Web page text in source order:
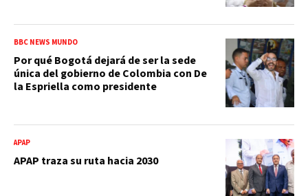
BBC NEWS MUNDO
Por qué Bogotá dejará de ser la sede
única del gobierno de Colombia con De
la Espriella como presidente
APAP
APAP traza su ruta hacia 2030